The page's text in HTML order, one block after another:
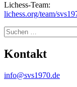
Lichess-Team:
lichess.org/team/
Suche
Kontakt
info@svs1970.de